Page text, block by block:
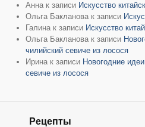
Анна к записи Искусство
Ольга Бакланова к записи
Галина к записи Искусство
Ольга Бакланова к записи
чилийский севиче из лосося
Ирина к записи Новогодние
севиче из лосося
Рецепты